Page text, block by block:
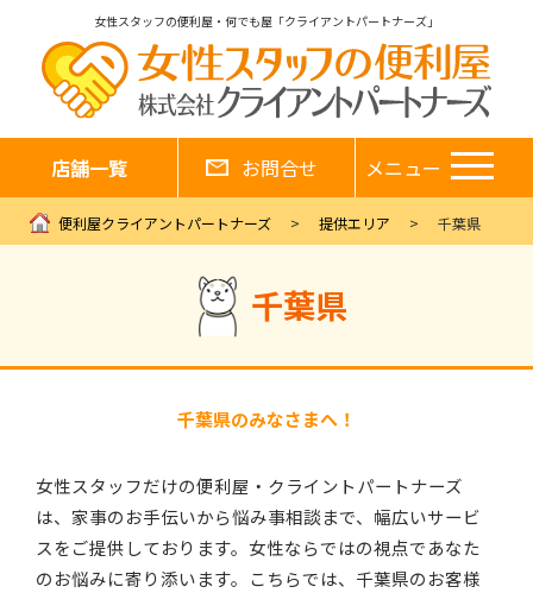
女性スタッフの便利屋・何でも屋「クライアントパートナーズ」
店舗一覧 お問合せ メニュー
便利屋クライアントパートナーズ 提供エリア 千葉県
千葉県
千葉県のみなさまへ！
女性スタッフだけの便利屋・クライントパートナーズ
は、家事のお手伝いから悩み事相談まで、幅広いサービ
スをご提供しております。女性ならではの視点であなた
のお悩みに寄り添います。こちらでは、千葉県のお客様